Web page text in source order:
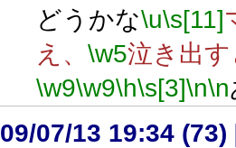
どうかな\u\s[11]
え、 \w5泣き出
\w9\w9\h\s[3]\n\n
09/07/13 19:34 (73)